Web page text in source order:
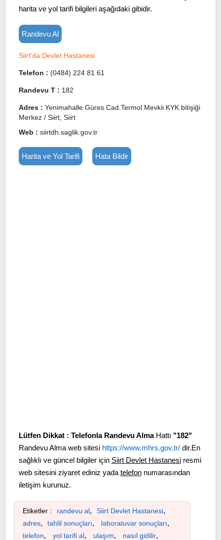
harita ve yol tarifi bilgileri aşağıdaki gibidir.
Randevu Al
Siirt'da Devlet Hastanesi
Telefon : (0484) 224 81 61
Randevu T : 182
Adres : Yenimahalle Güres Cad.Termol Mevkii KYK bitişiği
Merkez / Siirt, Siirt
Web : siirtdh.saglik.gov.tr
Harita ve Yol Tarifi Hata Bildir
Lütfen Dikkat : Telefonla Randevu AlmaHattı "182"
Randevu Alma web sitesi https://www.mhrs.gov.tr/dir.En
sağlıklı ve güncel bilgiler için Siirt Devlet Hastanesiresmi
web sitesini ziyaret ediniz yada telefonnumarasından
iletişim kurunuz.
Etiketler : randevu al, Siirt Devlet Hastanesi,
adres, tahlil sonuçları, laboratuvar sonuçları,
telefon, yol tarifi al, ulaşım, nasıl gidilir,